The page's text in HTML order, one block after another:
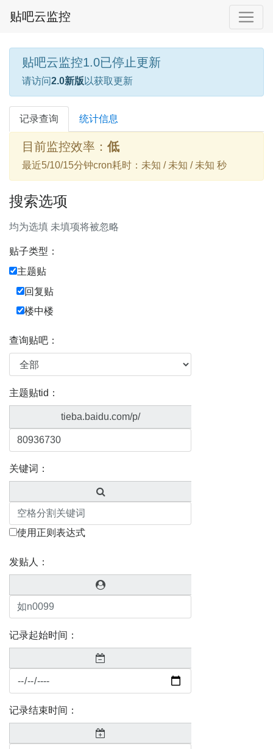
贴吧云监控
贴吧云监控1.0已停止更新
请访问2.0新版 以获取更新
记录查询 统计信息
目前监控效率： 低
最近5/10/15分钟cron耗时：未知 / 未知 / 未知 秒
搜索选项
均为选填 未填项将被忽略
贴子类型：
主题贴
回复贴
楼中楼
查询贴吧：
主题贴tid：
tieba.baidu.com/p/
关键词：
使用正则表达式
发贴人：
记录起始时间：
记录结束时间：